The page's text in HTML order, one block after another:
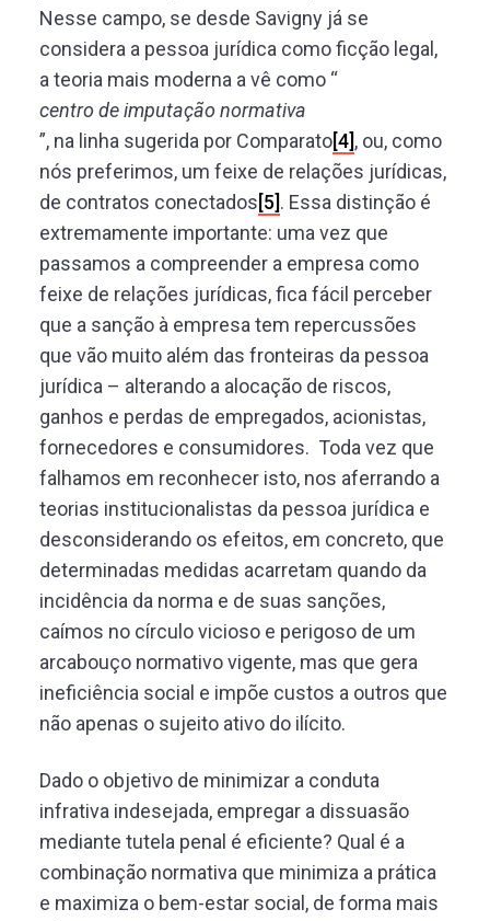
Nesse campo, se desde Savigny já se
considera a pessoa jurídica como ficção legal,
a teoria mais moderna a vê como “
centro de imputação normativa
”, na linha sugerida por Comparato[4], ou, como
nós preferimos, um feixe de relações jurídicas,
de contratos conectados[5]. Essa distinção é
extremamente importante: uma vez que
passamos a compreender a empresa como
feixe de relações jurídicas, fica fácil perceber
que a sanção à empresa tem repercussões
que vão muito além das fronteiras da pessoa
jurídica – alterando a alocação de riscos,
ganhos e perdas de empregados, acionistas,
fornecedores e consumidores. Toda vez que
falhamos em reconhecer isto, nos aferrando a
teorias institucionalistas da pessoa jurídica e
desconsiderando os efeitos, em concreto, que
determinadas medidas acarretam quando da
incidência da norma e de suas sanções,
caímos no círculo vicioso e perigoso de um
arcabouço normativo vigente, mas que gera
ineficiência social e impõe custos a outros que
não apenas o sujeito ativo do ilícito.
Dado o objetivo de minimizar a conduta
infrativa indesejada, empregar a dissuasão
mediante tutela penal é eficiente? Qual é a
combinação normativa que minimiza a prática
e maximiza o bem-estar social, de forma mais